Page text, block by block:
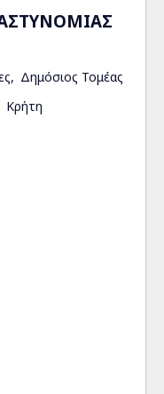
Δημόσιος Τομέας
Κρήτη